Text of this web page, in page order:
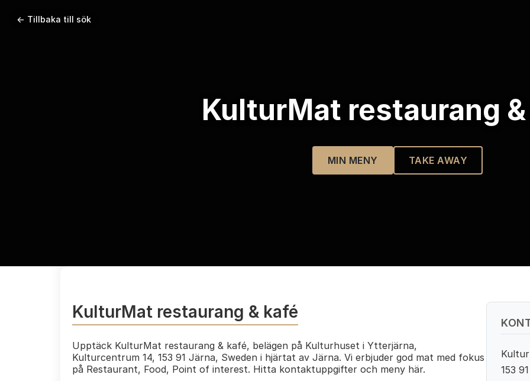
← Tillbaka till sök
KulturMat restaurang
MIN MENY TAKE AWAY
KulturMat restaurang & kafé
Upptäck KulturMat restaurang & kafé, belägen på Kulturhuset i Ytterjärna,
Kulturcentrum 14, 153 91 Järna, Sweden i hjärtat av Järna. Vi erbjuder god mat med fokus
på Restaurant, Food, Point of interest. Hitta kontaktuppgifter och meny här.
153